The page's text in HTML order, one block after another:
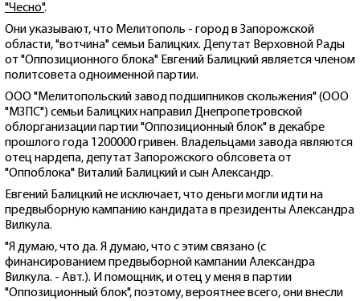
"Чесно".
Они указывают, что Мелитополь - город в Запорожской
области, "вотчина" семьи Балицких. Депутат Верховной Рады
от "Оппозиционного блока" Евгений Балицкий является членом
политсовета одноименной партии.
ООО "Мелитопольский завод подшипников скольжения" (ООО
"МЗПС") семьи Балицких направил Днепропетровской
облорганизации партии "Оппозиционный блок" в декабре
прошлого года 1200000 гривен. Владельцами завода являются
отец нардепа, депутат Запорожского облсовета от
"Оппоблока" Виталий Балицкий и сын Александр.
Евгений Балицкий не исключает, что деньги могли идти на
предвыборную кампанию кандидата в президенты Александра
Вилкула.
"Я думаю, что да. Я думаю, что с этим связано (с
финансированием предвыборной кампании Александра
Вилкула. - Авт.). И помощник, и отец у меня в партии
"Оппозиционный блок", поэтому, вероятнее всего, они внесли